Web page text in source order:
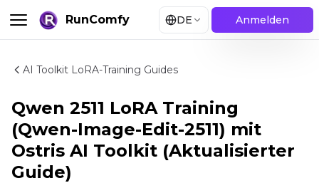
RunComfy DE Anmelden
AI Toolkit LoRA-Training Guides
Qwen 2511 LoRA Training
(Qwen-Image-Edit-2511) mit
Ostris AI Toolkit (Aktualisierter
Guide)